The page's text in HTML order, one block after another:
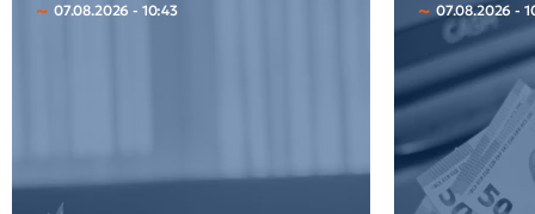
07.08.2026 - 10:43 07.08.2026 -